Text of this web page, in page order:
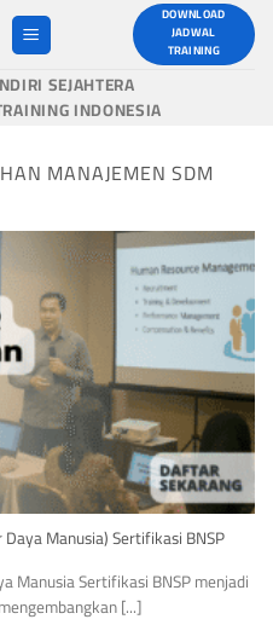
DOWNLOAD
JADWAL
TRAINING
SEJAHTERA
INDONESIA
MANAJEMEN SDM
Manusia) Sertifikasi BNSP
Manusia Sertifikasi BNSP menjadi
[...]